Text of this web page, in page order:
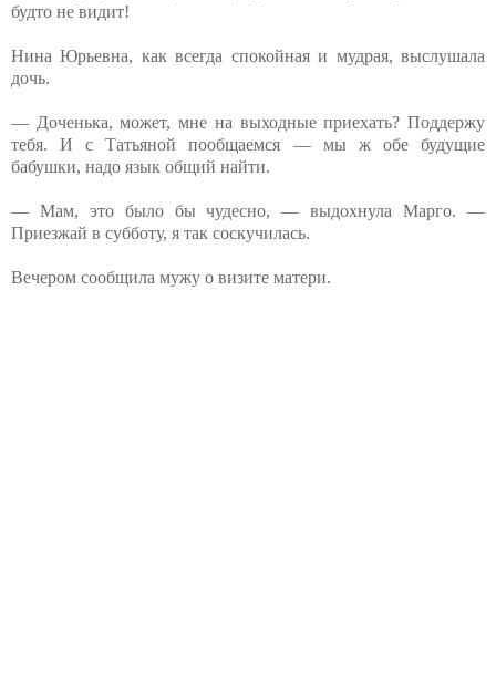
будто не видит!
Нина Юрьевна, как всегда спокойная и мудрая, выслушала
дочь.
— Доченька, может, мне на выходные приехать? Поддержу
тебя. И с Татьяной пообщаемся — мы ж обе будущие
бабушки, надо язык общий найти.
— Мам, это было бы чудесно, — выдохнула Марго. —
Приезжай в субботу, я так соскучилась.
Вечером сообщила мужу о визите матери.